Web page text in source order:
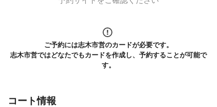
ご予約には志木市営のカードが必要です。
志木市営ではどなたでもカードを作成し、予約することが可能で
す。
コート情報